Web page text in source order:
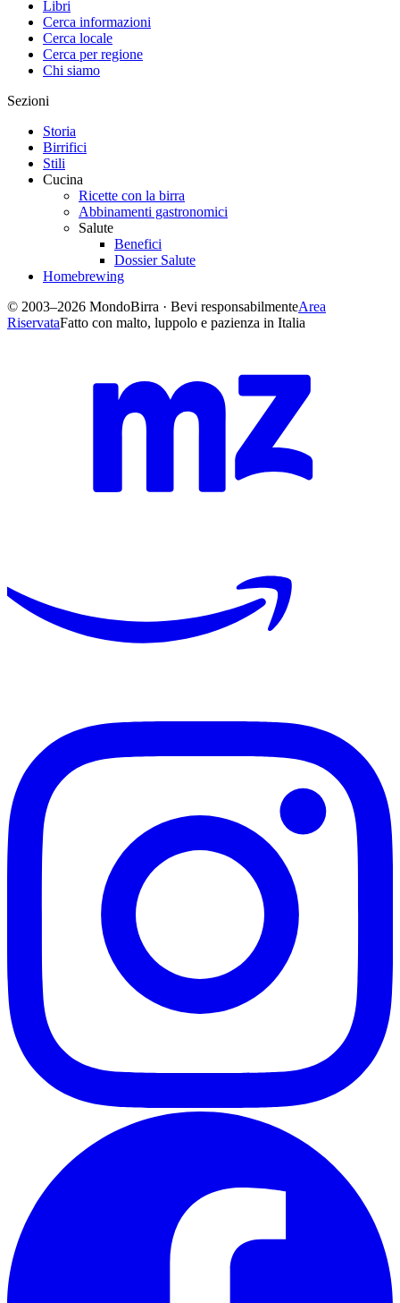
Libri
Cerca informazioni
Cerca locale
Cerca per regione
Chi siamo
Sezioni
Storia
Birrifici
Stili
Cucina
Ricette con la birra
Abbinamenti gastronomici
Salute
Benefici
Dossier Salute
Homebrewing
© 2003–2026 MondoBirra · Bevi responsabilmenteArea
RiservataFatto con malto, luppolo e pazienza in Italia